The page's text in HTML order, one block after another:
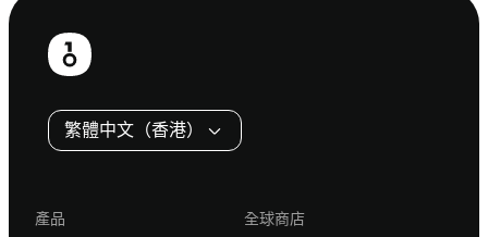
頁
繁體中文（香港）
產品
全球商店